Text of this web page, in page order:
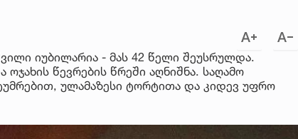
იუბილარია - მას 42 წელი შეუსრულდა.
წევრების წრეში აღნიშნა. საღამო
ულამაზესი ტორტითა და კიდევ უფრო